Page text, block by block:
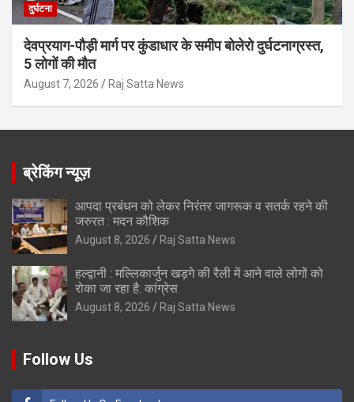
दुर्घटना
देवप्रयाग-पौड़ी मार्ग पर कुंडाधार के समीप बोलेरो दुर्घटनाग्रस्त,
5 लोगों की मौत
August 7, 2026 Raj Satta News
ब्रेकिंग न्यूज़
आपदा प्रबंधन को लेकर निरंतर जागरूक व सतर्क रहने की
जरुरत : मदन कौशिक
August 8, 2026 Raj Satta News
हल्द्वानी : मल्लिकार्जुन खड़गे की रैली में आने वाले लोगों को
रोका जा रहा है: कांग्रेस
August 8, 2026 Raj Satta News
Follow Us